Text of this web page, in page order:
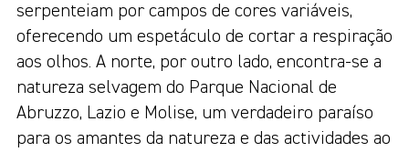
serpenteiam por campos de cores variáveis,
oferecendo um espetáculo de cortar a respiração
aos olhos. A norte, por outro lado, encontra-se a
natureza selvagem do Parque Nacional de
Abruzzo, Lazio e Molise, um verdadeiro paraíso
para os amantes da natureza e das actividades ao